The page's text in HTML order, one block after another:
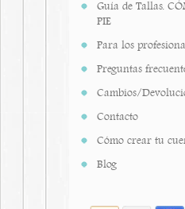
Guía de Tallas.
PIE
Para los
Preguntas
Cambios/
Contacto
Cómo crear tu
Blog